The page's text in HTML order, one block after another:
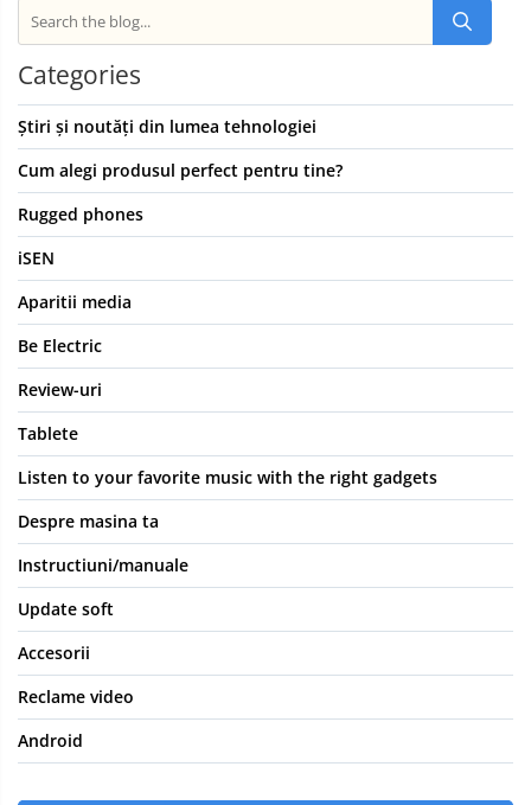
Categories
Știri și noutăți din lumea tehnologiei
Cum alegi produsul perfect pentru tine?
Rugged phones
iSEN
Aparitii media
Be Electric
Review-uri
Tablete
Listen to your favorite music with the right gadgets
Despre masina ta
Instructiuni/manuale
Update soft
Accesorii
Reclame video
Android